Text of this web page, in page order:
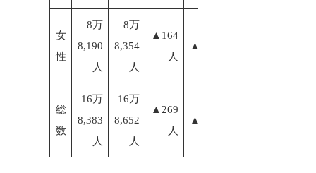
女
性
8万
8,190
人
8万
8,354
人
▲164
人
▲0.19%
総
数
16万
8,383
人
16万
8,652
人
▲269
人
▲0.16%